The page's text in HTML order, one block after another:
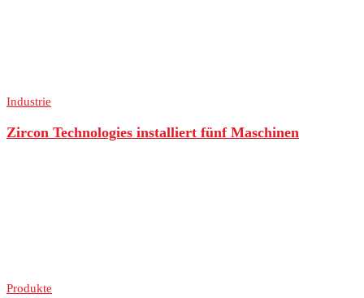
Industrie
Zircon Technologies installiert fünf Maschinen
Produkte